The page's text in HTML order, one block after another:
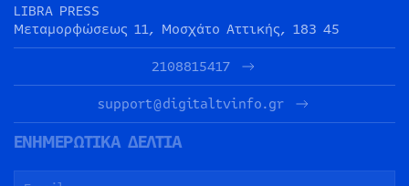
LIBRA PRESS
Μεταμορφώσεως 11, Μοσχάτο Αττικής, 183 45
2108815417
support@digitaltvinfo.gr
ΕΝΗΜΕΡΩΤΙΚΑ ΔΕΛΤΙΑ